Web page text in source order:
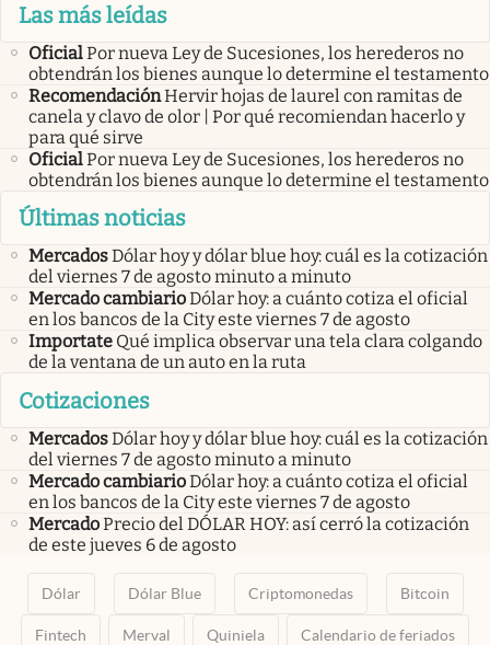
Las más leídas
OficialPor nueva Ley de Sucesiones, los herederos no
obtendrán los bienes aunque lo determine el testamento
RecomendaciónHervir hojas de laurel con ramitas de
canela y clavo de olor | Por qué recomiendan hacerlo y
para qué sirve
OficialPor nueva Ley de Sucesiones, los herederos no
obtendrán los bienes aunque lo determine el testamento
Últimas noticias
MercadosDólar hoy y dólar blue hoy: cuál es la cotización
del viernes 7 de agosto minuto a minuto
Mercado cambiarioDólar hoy: a cuánto cotiza el oficial
en los bancos de la City este viernes 7 de agosto
Importate Qué implica observar una tela clara colgando
de la ventana de un auto en la ruta
Cotizaciones
MercadosDólar hoy y dólar blue hoy: cuál es la cotización
del viernes 7 de agosto minuto a minuto
Mercado cambiarioDólar hoy: a cuánto cotiza el oficial
en los bancos de la City este viernes 7 de agosto
MercadoPrecio del DÓLAR HOY: así cerró la cotización
de este jueves 6 de agosto
Dólar Dólar Blue Criptomonedas Bitcoin
Fintech Merval Quiniela Calendario de feriados